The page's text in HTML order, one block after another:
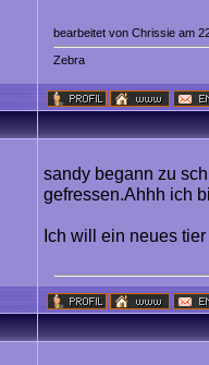
bearbeitet von Chrissie am
Zebra
sandy begann zu
gefressen.Ahhh ich
Ich will ein neues